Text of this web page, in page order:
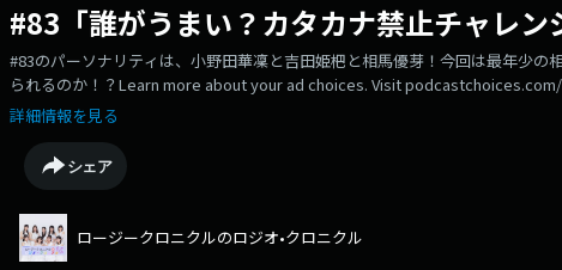
#83「誰がうまい？カタカナ禁止チャレン
#83のパーソナリティは、小野田華凜と吉田姫杷と相馬優芽！今回は最年少の
られるのか！？Learn more about your ad choices. Visit
詳細情報を見る
シェア
ロージークロニクルのロジオ•クロニクル